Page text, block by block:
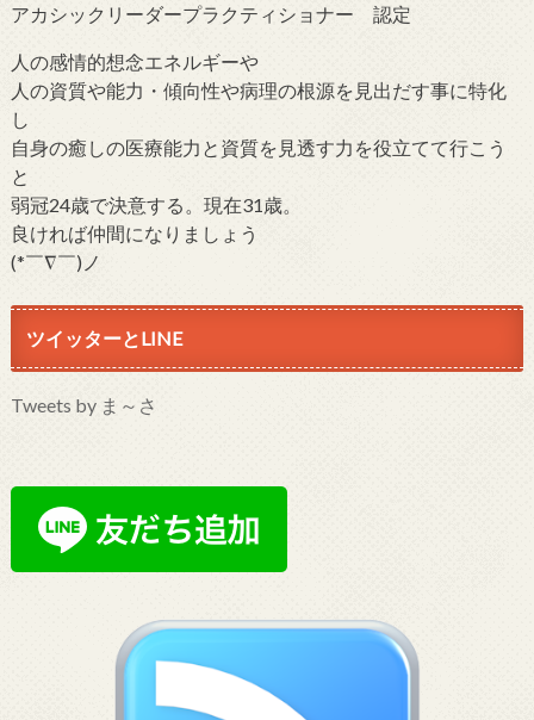
アカシックリーダープラクティショナー 認定
人の感情的想念エネルギーや
人の資質や能力・傾向性や病理の根源を見出だす事に特化
し
自身の癒しの医療能力と資質を見透す力を役立てて行こう
と
弱冠24歳で決意する。現在31歳。
良ければ仲間になりましょう
(*￣∇￣)ノ
ツイッターとLINE
Tweets by ま～さ